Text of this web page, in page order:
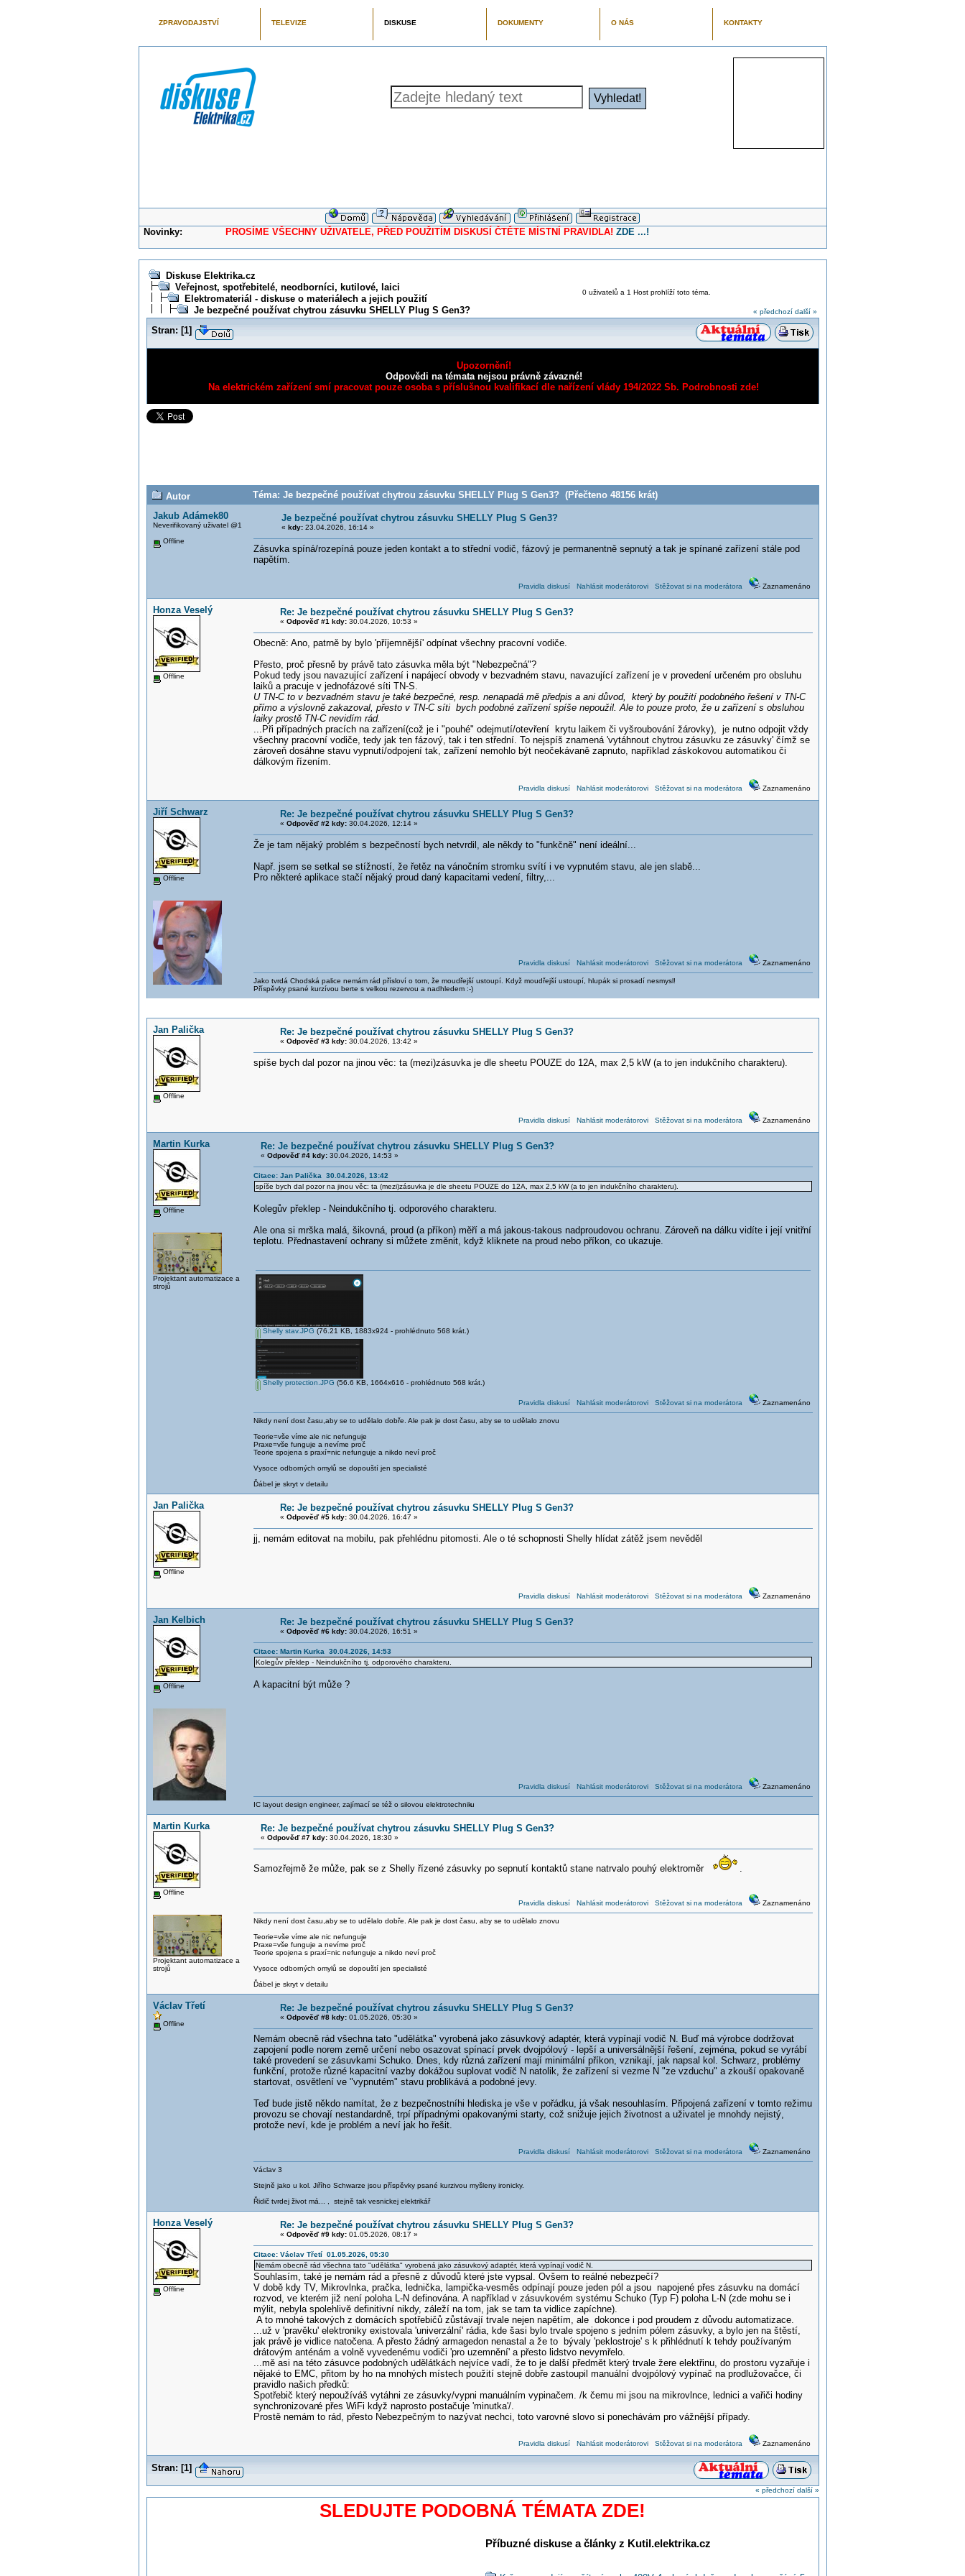
ZPRAVODAJSTVÍ TELEVIZE DISKUSE DOKUMENTY O NÁS KONTAKTY
Novinky: PROSÍME VŠECHNY UŽIVATELE, PŘED POUŽITÍM DISKUSÍ ČTĚTE MÍSTNÍ PRAVIDLA! ZDE ...!
Diskuse Elektrika.cz
Veřejnost, spotřebitelé, neodborníci, kutilové, laici
Elektromateriál - diskuse o materiálech a jejich použití
Je bezpečné používat chytrou zásuvku SHELLY Plug S Gen3?
0 uživatelů a 1 Host prohlíží toto téma.
« předchozí další »
Stran: [1]
Upozornění!
Odpovědi na témata nejsou právně závazné!
Na elektrickém zařízení smí pracovat pouze osoba s příslušnou kvalifikací dle nařízení vlády 194/2022 Sb. Podrobnosti zde!
Autor
Téma: Je bezpečné používat chytrou zásuvku SHELLY Plug S Gen3? (Přečteno 48156 krát)
Jakub Adámek80
Neverifikovaný uživatel @1
Offline
Je bezpečné používat chytrou zásuvku SHELLY Plug S Gen3?
« kdy:23.04.2026, 16:14 »
Zásuvka spíná/rozepíná pouze jeden kontakt a to střední vodič, fázový je permanentně sepnutý a tak je spínané zařízení stále pod
napětím.
Pravidla diskusí Nahlásit moderátorovi Stěžovat si na moderátora Zaznamenáno
Honza Veselý
Offline
Re: Je bezpečné používat chytrou zásuvku SHELLY Plug S Gen3?
« Odpověď #1 kdy:30.04.2026, 10:53 »
Obecně: Ano, patrně by bylo 'příjemnější' odpínat všechny pracovní vodiče.
Přesto, proč přesně by právě tato zásuvka měla být "Nebezpečná"?
Pokud tedy jsou navazující zařízení i napájecí obvody v bezvadném stavu, navazující zařízení je v provedení určeném pro obsluhu
laiků a pracuje v jednofázové síti TN-S.
U TN-C to v bezvadném stavu je také bezpečné, resp. nenapadá mě předpis a ani důvod, který by použití podobného řešení v TN-C
přímo a výslovně zakazoval, přesto v TN-C síti bych podobné zařízení spíše nepoužil. Ale to pouze proto, že u zařízení s obsluhou
laiky prostě TN-C nevidím rád.
...Při případných pracích na zařízení(což je i "pouhé" odejmutí/otevření krytu laikem či vyšroubování žárovky), je nutno odpojit vždy
všechny pracovní vodiče, tedy jak ten fázový, tak i ten střední. To nejspíš znamená 'vytáhnout chytrou zásuvku ze zásuvky' čímž se
zároveň dosáhne stavu vypnutí/odpojení tak, zařízení nemohlo být neočekávaně zapnuto, například záskokovou automatikou či
dálkovým řízením.
Pravidla diskusí Nahlásit moderátorovi Stěžovat si na moderátora Zaznamenáno
Jiří Schwarz
Offline
Re: Je bezpečné používat chytrou zásuvku SHELLY Plug S Gen3?
« Odpověď #2 kdy:30.04.2026, 12:14 »
Že je tam nějaký problém s bezpečností bych netvrdil, ale někdy to "funkčně" není ideální...
Např. jsem se setkal se stížností, že řetěz na vánočním stromku svítí i ve vypnutém stavu, ale jen slabě...
Pro některé aplikace stačí nějaký proud daný kapacitami vedení, filtry,...
Pravidla diskusí Nahlásit moderátorovi Stěžovat si na moderátora Zaznamenáno
Jako tvrdá Chodská palice nemám rád přísloví o tom, že moudřejší ustoupí. Když moudřejší ustoupí, hlupák si prosadí nesmysl!
Příspěvky psané kurzívou berte s velkou rezervou a nadhledem :-)
Jan Palička
Offline
Re: Je bezpečné používat chytrou zásuvku SHELLY Plug S Gen3?
« Odpověď #3 kdy:30.04.2026, 13:42 »
spíše bych dal pozor na jinou věc: ta (mezi)zásuvka je dle sheetu POUZE do 12A, max 2,5 kW (a to jen indukčního charakteru).
Pravidla diskusí Nahlásit moderátorovi Stěžovat si na moderátora Zaznamenáno
Martin Kurka
Offline
Projektant automatizace a
strojů
Re: Je bezpečné používat chytrou zásuvku SHELLY Plug S Gen3?
« Odpověď #4 kdy:30.04.2026, 14:53 »
Citace: Jan Palička 30.04.2026, 13:42
spíše bych dal pozor na jinou věc: ta (mezi)zásuvka je dle sheetu POUZE do 12A, max 2,5 kW (a to jen indukčního charakteru).
Kolegův překlep - Neindukčního tj. odporového charakteru.
Ale ona si mrška malá, šikovná, proud (a příkon) měří a má jakous-takous nadproudovou ochranu. Zároveň na dálku vidíte i její vnitřní
teplotu. Přednastavení ochrany si můžete změnit, když kliknete na proud nebo příkon, co ukazuje.
Shelly stav.JPG (76.21 KB, 1883x924 - prohlédnuto 568 krát.)
Shelly protection.JPG (56.6 KB, 1664x616 - prohlédnuto 568 krát.)
Pravidla diskusí Nahlásit moderátorovi Stěžovat si na moderátora Zaznamenáno
Nikdy není dost času,aby se to udělalo dobře. Ale pak je dost času, aby se to udělalo znovu
Teorie=vše víme ale nic nefunguje
Praxe=vše funguje a nevíme proč
Teorie spojena s praxí=nic nefunguje a nikdo neví proč
Vysoce odborných omylů se dopouští jen specialisté
Ďábel je skryt v detailu
Jan Palička
Offline
Re: Je bezpečné používat chytrou zásuvku SHELLY Plug S Gen3?
« Odpověď #5 kdy:30.04.2026, 16:47 »
jj, nemám editovat na mobilu, pak přehlédnu pitomosti. Ale o té schopnosti Shelly hlídat zátěž jsem nevěděl
Pravidla diskusí Nahlásit moderátorovi Stěžovat si na moderátora Zaznamenáno
Jan Kelbich
Offline
Re: Je bezpečné používat chytrou zásuvku SHELLY Plug S Gen3?
« Odpověď #6 kdy:30.04.2026, 16:51 »
Citace: Martin Kurka 30.04.2026, 14:53
Kolegův překlep - Neindukčního tj. odporového charakteru.
A kapacitní být může ?
Pravidla diskusí Nahlásit moderátorovi Stěžovat si na moderátora Zaznamenáno
IC layout design engineer, zajímací se též o silovou elektrotechniku
Martin Kurka
Offline
Projektant automatizace a
strojů
Re: Je bezpečné používat chytrou zásuvku SHELLY Plug S Gen3?
« Odpověď #7 kdy:30.04.2026, 18:30 »
Samozřejmě že může, pak se z Shelly řízené zásuvky po sepnutí kontaktů stane natrvalo pouhý elektroměr .
Pravidla diskusí Nahlásit moderátorovi Stěžovat si na moderátora Zaznamenáno
Nikdy není dost času,aby se to udělalo dobře. Ale pak je dost času, aby se to udělalo znovu
Teorie=vše víme ale nic nefunguje
Praxe=vše funguje a nevíme proč
Teorie spojena s praxí=nic nefunguje a nikdo neví proč
Vysoce odborných omylů se dopouští jen specialisté
Ďábel je skryt v detailu
Václav Třetí
Offline
Re: Je bezpečné používat chytrou zásuvku SHELLY Plug S Gen3?
« Odpověď #8 kdy:01.05.2026, 05:30 »
Nemám obecně rád všechna tato "udělátka" vyrobená jako zásuvkový adaptér, která vypínají vodič N. Buď má výrobce dodržovat
zapojení podle norem země určení nebo osazovat spínací prvek dvojpólový - lepší a universálnější řešení, zejména, pokud se vyrábí
také provedení se zásuvkami Schuko. Dnes, kdy různá zařízení mají minimální příkon, vznikají, jak napsal kol. Schwarz, problémy
funkční, protože různé kapacitní vazby dokážou suplovat vodič N natolik, že zařízení si vezme N "ze vzduchu" a zkouší opakovaně
startovat, osvětlení ve "vypnutém" stavu problikává a podobné jevy.
Teď bude jistě někdo namítat, že z bezpečnostníhi hlediska je vše v pořádku, já však nesouhlasím. Připojená zařízení v tomto režimu
provozu se chovají nestandardně, trpí případnými opakovanými starty, což snižuje jejich životnost a uživatel je mnohdy nejistý,
protože neví, kde je problém a neví jak ho řešit.
Pravidla diskusí Nahlásit moderátorovi Stěžovat si na moderátora Zaznamenáno
Václav 3
Stejně jako u kol. Jiřího Schwarze jsou příspěvky psané kurzivou myšleny ironicky.
Řidič tvrdej život má... , stejně tak vesnickej elektrikář
Honza Veselý
Offline
Re: Je bezpečné používat chytrou zásuvku SHELLY Plug S Gen3?
« Odpověď #9 kdy:01.05.2026, 08:17 »
Citace: Václav Třetí 01.05.2026, 05:30
Nemám obecně rád všechna tato "udělátka" vyrobená jako zásuvkový adaptér, která vypínají vodič N.
Souhlasím, také je nemám rád a přesně z důvodů které jste vypsal. Ovšem to reálné nebezpečí?
V době kdy TV, Mikrovlnka, pračka, lednička, lampička-vesměs odpínají pouze jeden pól a jsou napojené přes zásuvku na domácí
rozvod, ve kterém již není poloha L-N definována. A například v zásuvkovém systému Schuko (Typ F) poloha L-N (zde mohu se i
mýlit, nebyla spolehlivě definitivní nikdy, záleží na tom, jak se tam ta vidlice zapíchne).
A to mnohé takových z domácích spotřebičů zůstávají trvale nejen napětím, ale dokonce i pod proudem z důvodu automatizace.
...už v 'pravěku' elektroniky existovala 'univerzální' rádia, kde šasi bylo trvale spojeno s jedním pólem zásuvky, a bylo jen na štěstí,
jak právě je vidlice natočena. A přesto žádný armagedon nenastal a že to bývaly 'peklostroje' s k přihlédnutí k tehdy používaným
drátovým anténám a volně vyvedenému vodiči 'pro uzemnění' a přesto lidstvo nevymřelo.
...mě asi na této zásuvce podobných udělátkách nejvíce vadí, že to je další předmět který trvale žere elektřinu, do prostoru vyzařuje i
nějaké to EMC, přitom by ho na mnohých místech použití stejně dobře zastoupil manuální dvojpólový vypínač na prodlužovačce, či
pravidlo našich předků:
Spotřebič který nepoužíváš vytáhni ze zásuvky/vypni manuálním vypinačem. /k čemu mi jsou na mikrovlnce, lednici a vařiči hodiny
synchronizované přes WiFi když naprosto postačuje 'minutka'/.
Prostě nemám to rád, přesto Nebezpečným to nazývat nechci, toto varovné slovo si ponechávám pro vážnější případy.
Pravidla diskusí Nahlásit moderátorovi Stěžovat si na moderátora Zaznamenáno
Stran: [1]
« předchozí další »
SLEDUJTE PODOBNÁ TÉMATA ZDE!
Příbuzné diskuse a články z Kutil.elektrika.cz